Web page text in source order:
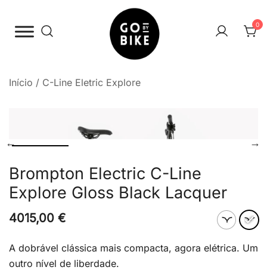
para
Go By Bike
0
Início / C-Line Eletric Explore
Brompton Electric C-Line
Explore Gloss Black Lacquer
4015,00 €
A dobrável clássica mais compacta, agora elétrica. Um
outro nível de liberdade.